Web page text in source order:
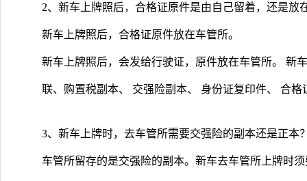
2、新车上牌照后，合格证原件是由自己留着，还是放
新车上牌照后，合格证原件放在车管所。
新车上牌照后，会发给行驶证，原件放在车管所。 新
联、购置税副本、 交强险副本、 身份证复印件、 合
3、新车上牌时，去车管所需要交强险的副本还是正本
车管所留存的是交强险的副本。新车去车管所上牌时